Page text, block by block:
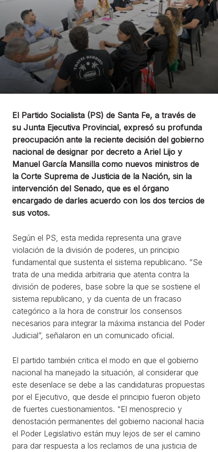
El Partido Socialista (PS) de Santa Fe, a través de
su Junta Ejecutiva Provincial, expresó su profunda
preocupación ante la reciente decisión del gobierno
nacional de designar por decreto a Ariel Lijo y
Manuel García Mansilla como nuevos ministros de
la Corte Suprema de Justicia de la Nación, sin la
intervención del Senado, que es el órgano
encargado de darles acuerdo con los dos tercios de
sus votos.
Según el PS, esta medida representa una grave
violación de la división de poderes, un principio
fundamental que sustenta el sistema republicano. “Se
trata de una medida arbitraria que atenta contra la
división de poderes, base sobre la que se sostiene el
sistema republicano, y da cuenta de un fracaso
categórico a la hora de construir los consensos
necesarios para integrar la máxima instancia del Poder
Judicial”, señalaron en un comunicado oficial.
El partido también critica el modo en que el gobierno
nacional ha manejado la situación, al considerar que
este desenlace se debe a las candidaturas propuestas
por el Ejecutivo, que desde el principio fueron objeto
de fuertes cuestionamientos. “El menosprecio y
denostación permanentes del gobierno nacional hacia
el Poder Legislativo están muy lejos de ser el camino
para dar respuesta a los reclamos de una justicia de